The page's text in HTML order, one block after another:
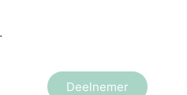
Deelnemer